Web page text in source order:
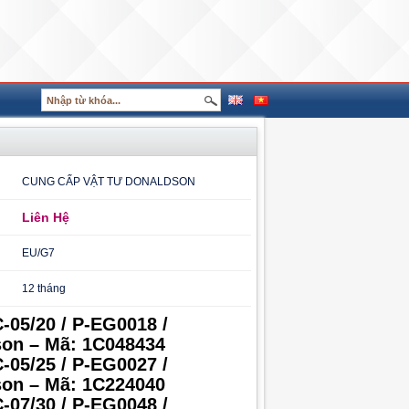
CUNG CẤP VẬT TƯ DONALDSON
Liên Hệ
EU/G7
12 tháng
05/20 / P-EG0018 /
– Mã: 1C048434
05/25 / P-EG0027 /
– Mã: 1C224040
07/30 / P-EG0048 /